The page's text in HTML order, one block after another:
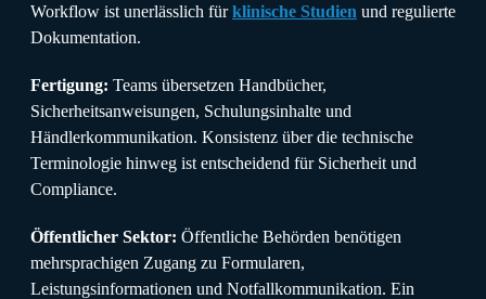
Workflow ist unerlässlich fürklinische Studien und regulierte
Dokumentation.
Fertigung: Teams übersetzen Handbücher,
Sicherheitsanweisungen, Schulungsinhalte und
Händlerkommunikation. Konsistenz über die technische
Terminologie hinweg ist entscheidend für Sicherheit und
Compliance.
Öffentlicher Sektor: Öffentliche Behörden benötigen
mehrsprachigen Zugang zu Formularen,
Leistungsinformationen und Notfallkommunikation. Ein